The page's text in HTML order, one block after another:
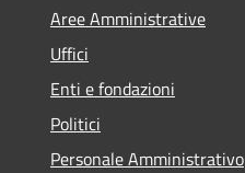
Aree Amministrative
Uffici
Enti e fondazioni
Politici
Personale Amministrativo